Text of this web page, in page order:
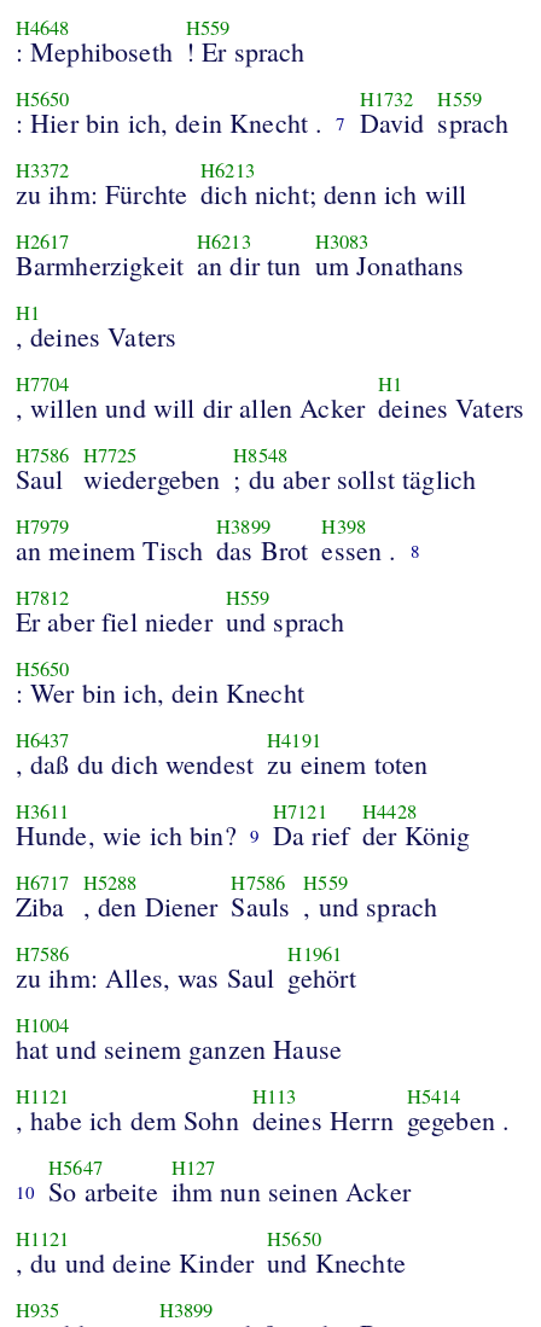
H4648
: Mephiboseth
H559
! Er sprach
H5650
: Hier bin ich, dein Knecht . 7
H1732
David
H559
sprach
H3372
zu ihm: Fürchte
H6213
dich nicht; denn ich will
H2617
Barmherzigkeit
H6213
an dir tun
H3083
um Jonathans
H1
, deines Vaters
H7704
, willen und will dir allen Acker
H1
deines Vaters
H7586
Saul
H7725
wiedergeben
H8548
; du aber sollst täglich
H7979
an meinem Tisch
H3899
das Brot
H398
essen . 8
H7812
Er aber fiel nieder
H559
und sprach
H5650
: Wer bin ich, dein Knecht
H6437
, daß du dich wendest
H4191
zu einem toten
H3611
Hunde, wie ich bin? 9
H7121
Da rief
H4428
der König
H6717
Ziba
H5288
, den Diener
H7586
Sauls
H559
, und sprach
H7586
zu ihm: Alles, was Saul
H1961
gehört
H1004
hat und seinem ganzen Hause
H1121
, habe ich dem Sohn
H113
deines Herrn
H5414
gegeben .
10
H5647
So arbeite
H127
ihm nun seinen Acker
H1121
, du und deine Kinder
H5650
und Knechte
H935 H3899